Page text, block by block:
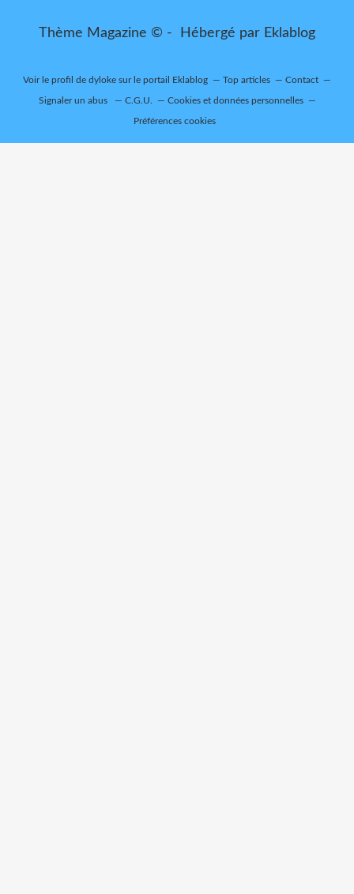
Thème Magazine © - Hébergé par Eklablog
Voir le profil de dyloke sur le portail Eklablog Top articles Contact
Signaler un abus C.G.U. Cookies et données personnelles
Préférences cookies